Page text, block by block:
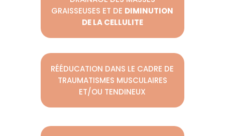
GRAISSEUSES ET DE DIMINUTION
DE LA CELLULITE
RÉÉDUCATION DANS LE CADRE DE
TRAUMATISMES MUSCULAIRES
ET/OU TENDINEUX